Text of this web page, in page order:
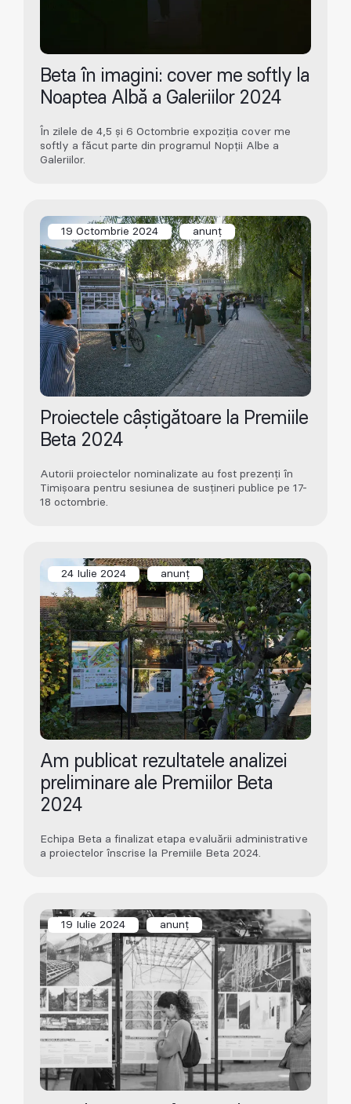
Beta în imagini: cover me softly la
Noaptea Albă a Galeriilor 2024
În zilele de 4,5 și 6 Octombrie expoziția cover me
softly a făcut parte din programul Nopții Albe a
Galeriilor.
19 Octombrie 2024 anunț
Proiectele câștigătoare la Premiile
Beta 2024
Autorii proiectelor nominalizate au fost prezenți în
Timișoara pentru sesiunea de susțineri publice pe 17-
18 octombrie.
24 Iulie 2024 anunț
Am publicat rezultatele analizei
preliminare ale Premiilor Beta
2024
Echipa Beta a finalizat etapa evaluării administrative
a proiectelor înscrise la Premiile Beta 2024.
19 Iulie 2024 anunț